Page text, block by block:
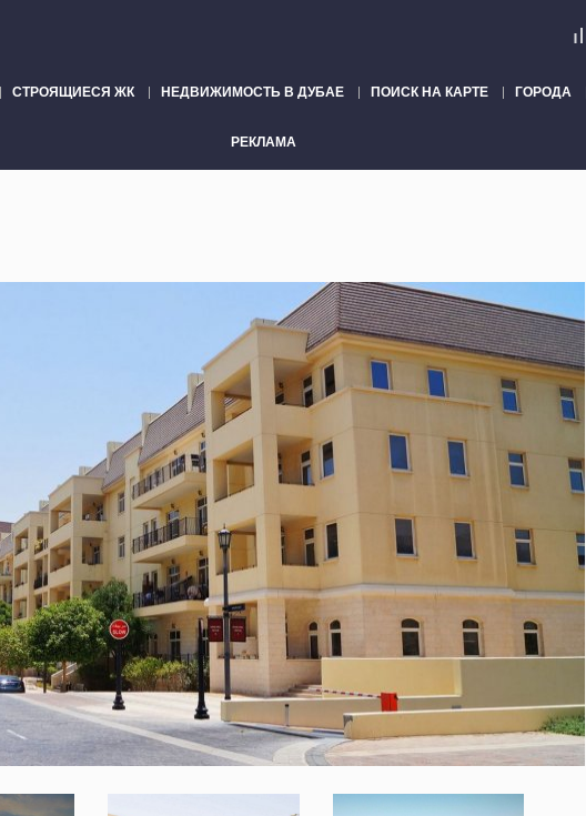
СТРОЯЩИЕСЯ ЖК НЕДВИЖИМОСТЬ В ДУБАЕ ПОИСК НА КАРТЕ ГОРОДА
РЕКЛАМА